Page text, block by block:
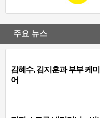
주요 뉴스
김혜수, 김지훈과 부부 케
어